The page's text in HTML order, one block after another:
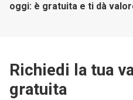
oggi: è gratuita e ti dà
Richiedi la tua
gratuita